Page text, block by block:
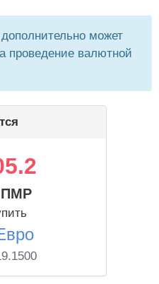
может
проведение валютной
ПМР